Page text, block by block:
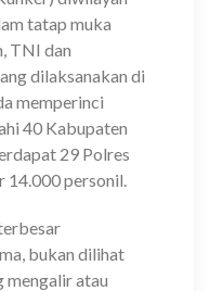
tatap muka
TNI dan
dilaksanakan di
memperinci
40 Kabupaten
29 Polres
14.000 personil.
bukan dilihat
mengalir atau